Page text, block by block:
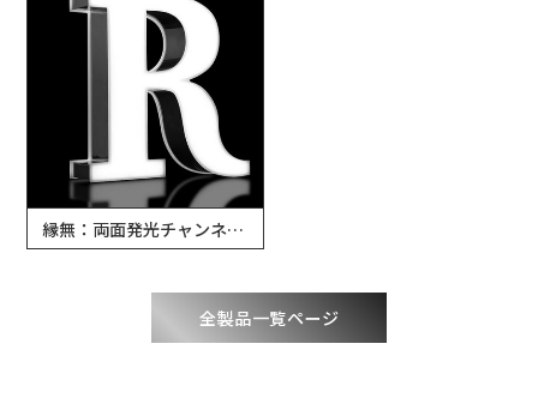
縁無：両面発光チャンネル文字
全製品一覧ページ